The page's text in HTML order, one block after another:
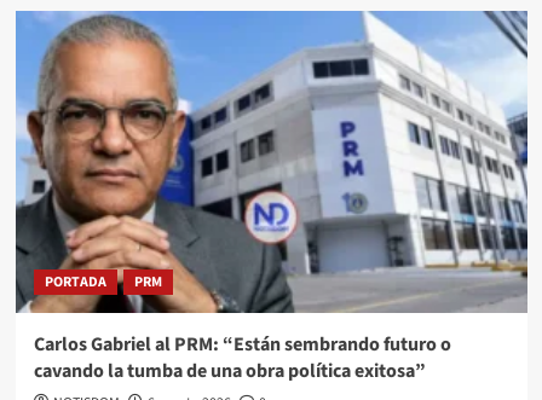
PORTADA PRM
Carlos Gabriel al PRM: “Están sembrando futuro o
cavando la tumba de una obra política exitosa”